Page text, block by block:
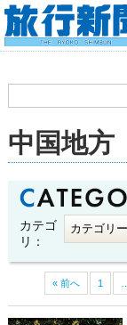
中国地方
カテゴ
リ：
« 前へ 1